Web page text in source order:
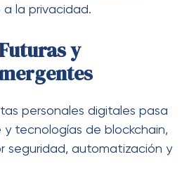
la privacidad.
y
personales digitales pasa
tecnologías de blockchain,
seguridad, automatización y